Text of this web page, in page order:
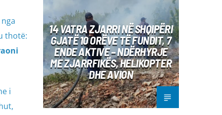
thotë:
i
14 VATRA ZJARRI NË SHQIPËRI
GJATË 10 ORËVE TË FUNDIT, 7
ENDE AKTIVE – NDËRHYRJE
ME ZJARRFIKËS, HELIKOPTER
DHE AVION